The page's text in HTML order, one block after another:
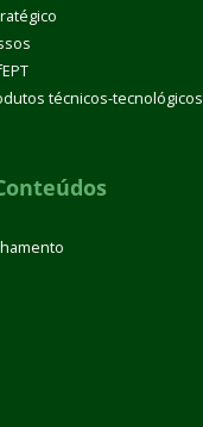
técnicos-tecnológicos